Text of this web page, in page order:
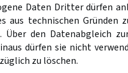
Daten Dritter dürfen
aus technischen Gründen
Über den Datenabgleich
dürfen sie nicht
zu löschen.